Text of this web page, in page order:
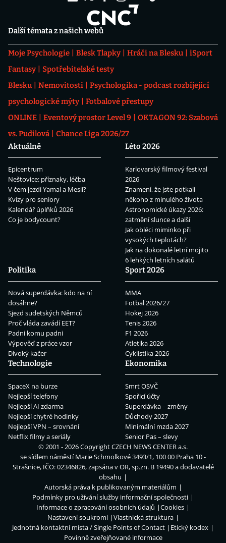
Další témata z našich webů
Moje Psychologie Blesk Tlapky Hráči na Blesku
iSport
Fantasy
Spotřebitelské testy
Blesku
Nemovitosti
Psychologika - podcast rozbíjející
psychologické mýty
Fotbalové přestupy
ONLINE
Eventový prostor Level 9
OKTAGON 92: Szabová
vs. Pudilová
Chance Liga 2026/27
Aktuálně
Epicentrum
Neštovice: příznaky, léčba
V čem jezdí Yamal a Mesii?
Kvízy pro seniory
Kalendář úplňků 2026
Co je bodycount?
Léto 2026
Karlovarský filmový festival
2026
Znamení, že jste potkali
někoho z minulého života
Astronomické úkazy 2026:
zatmění slunce a další
Jak obléci miminko při
vysokých teplotách?
Jak na dokonalé letní mojito
6 lehkých letních salátů
Politika
Nová superdávka: kdo na ní
dosáhne?
Sjezd sudetských Němců
Proč vláda zavádí EET?
Padni komu padni
Výpověď z práce vzor
Divoký kačer
Sport 2026
MMA
Fotbal 2026/27
Hokej 2026
Tenis 2026
F1 2026
Atletika 2026
Cyklistika 2026
Technologie
SpaceX na burze
Nejlepší telefony
Nejlepší AI zdarma
Nejlepší chytré hodinky
Nejlepší VPN – srovnání
Netflix filmy a seriály
Ekonomika
Smrt OSVČ
Spořicí účty
Superdávka – změny
Důchody 2027
Minimální mzda 2027
Senior Pas – slevy
© 2001 - 2026 CopyrightCZECH NEWS CENTER a.s.
se sídlem náměstí Marie Schmolkové 3493/1, 100 00 Praha 10 -
Strašnice, IČO: 02346826, zapsána v OR, sp.zn. B 19490 a dodavatelé
obsahu
Autorská práva k publikovaným materiálům
Podmínky pro užívání služby informační společnosti
Informace o zpracování osobních údajů
Cookies
Nastavení soukromí
Vlastnická struktura
Jednotná kontaktní místa / Single Points of Contact
Etický kodex
Povinně zveřejňované informace